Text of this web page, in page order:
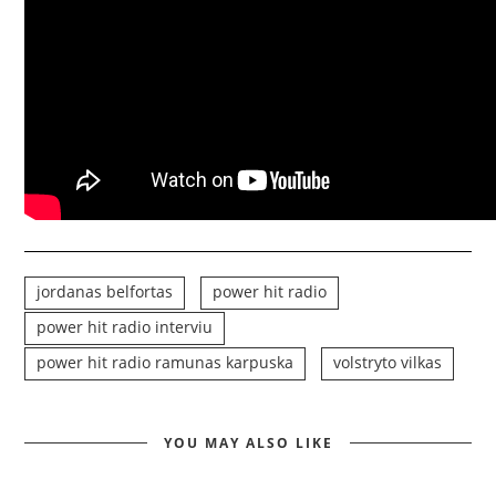
jordanas belfortas
power hit radio
power hit radio interviu
power hit radio ramunas karpuska
volstryto vilkas
YOU MAY ALSO LIKE